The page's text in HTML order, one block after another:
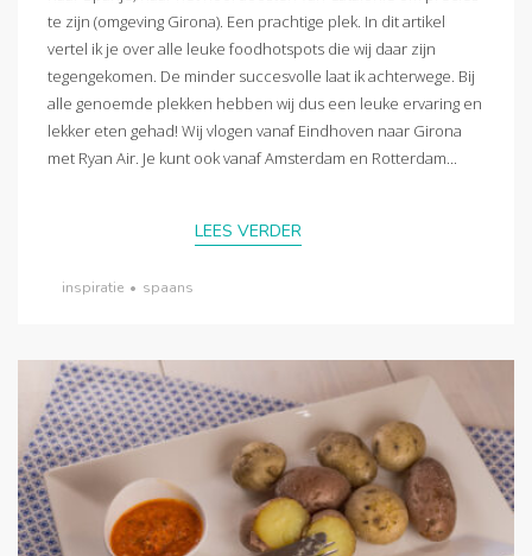
te zijn (omgeving Girona). Een prachtige plek. In dit artikel
vertel ik je over alle leuke foodhotspots die wij daar zijn
tegengekomen. De minder succesvolle laat ik achterwege. Bij
alle genoemde plekken hebben wij dus een leuke ervaring en
lekker eten gehad! Wij vlogen vanaf Eindhoven naar Girona
met Ryan Air. Je kunt ook vanaf Amsterdam en Rotterdam...
LEES VERDER
inspiratie • spaans